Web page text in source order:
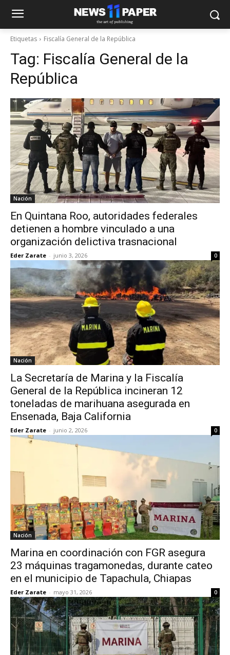
Etiquetas Fiscalía General de la República
Tag: Fiscalía General de la
República
Nación
En Quintana Roo, autoridades federales
detienen a hombre vinculado a una
organización delictiva trasnacional
Eder Zarate - junio 3, 2026 0
Nación
La Secretaría de Marina y la Fiscalía
General de la República incineran 12
toneladas de marihuana asegurada en
Ensenada, Baja California
Eder Zarate - junio 2, 2026 0
Nación
Marina en coordinación con FGR asegura
23 máquinas tragamonedas, durante cateo
en el municipio de Tapachula, Chiapas
Eder Zarate - mayo 31, 2026 0